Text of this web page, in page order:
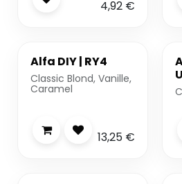
4,92€
Alfa DIY | RY4
Classic Blond, Vanille,
Caramel
13,25€